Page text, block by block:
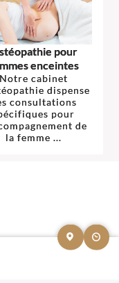
pour
enceintes
Notre cabinet
dispense
consultations
pour
de
la femme ...